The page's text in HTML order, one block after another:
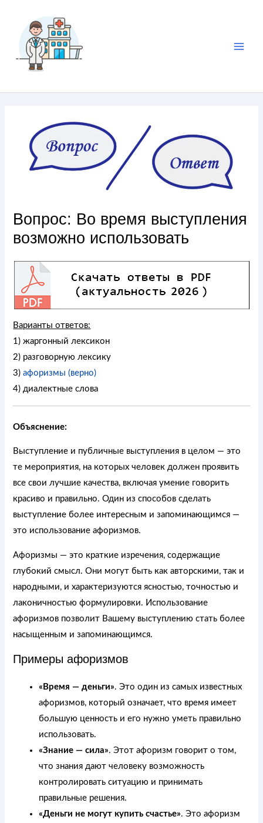
Вопрос: Во время выступления
возможно использовать
Варианты ответов:
1) жаргонный лексикон
2) разговорную лексику
3)афоризмы (верно)
4) диалектные слова
Объяснение:
Выступление и публичные выступления в целом — это
те мероприятия, на которых человек должен проявить
все свои лучшие качества, включая умение говорить
красиво и правильно. Один из способов сделать
выступление более интересным и запоминающимся —
это использование афоризмов.
Афоризмы — это краткие изречения, содержащие
глубокий смысл. Они могут быть как авторскими, так и
народными, и характеризуются ясностью, точностью и
лаконичностью формулировки. Использование
афоризмов позволит Вашему выступлению стать более
насыщенным и запоминающимся.
Примеры афоризмов
«Время — деньги». Это один из самых известных
афоризмов, который означает, что время имеет
большую ценность и его нужно уметь правильно
использовать.
«Знание — сила». Этот афоризм говорит о том,
что знания дают человеку возможность
контролировать ситуацию и принимать
правильные решения.
«Деньги не могут купить счастье». Это афоризм